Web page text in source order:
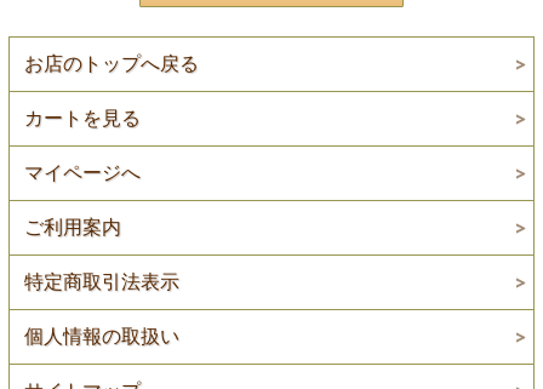
お店のトップへ戻る
カートを見る
マイページへ
ご利用案内
特定商取引法表示
個人情報の取扱い